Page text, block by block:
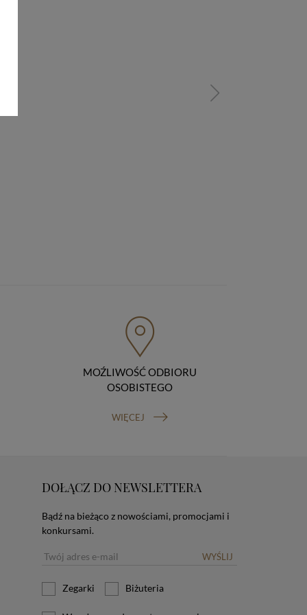
MOŹLIWOŚĆ ODBIORU
OSOBISTEGO
WIĘCEJ
DOŁĄCZ DO NEWSLETTERA
Bądź na bieżąco z nowościami, promocjami i
konkursami.
WYŚLIJ
Zegarki Biżuteria